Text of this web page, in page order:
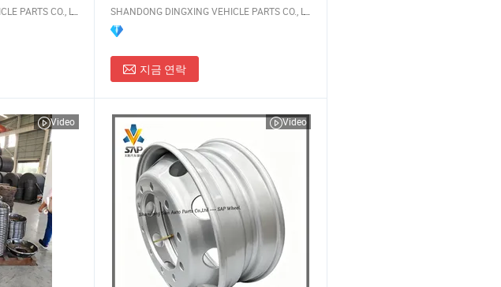
지금 연락
Video Video